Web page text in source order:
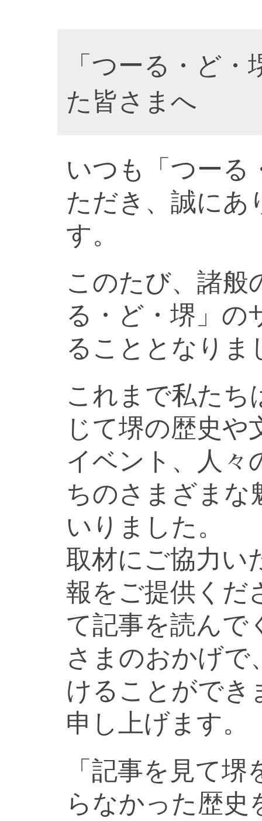
「つーる・ど
た皆さまへ
いつも「つーる
ただき、誠にあ
す。
このたび、諸般
る・ど・堺」の
ることとなりま
これまで私たち
じて堺の歴史や
イベント、人々
ちのさまざまな
いりました。
取材にご協力い
報をご提供くだ
て記事を読んで
さまのおかげで
けることができ
申し上げます。
「記事を見て
らなかった歴史